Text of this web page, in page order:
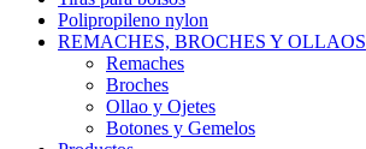
Polipropileno nylon
REMACHES, BROCHES Y OLLAOS
Remaches
Broches
Ollao y Ojetes
Botones y Gemelos